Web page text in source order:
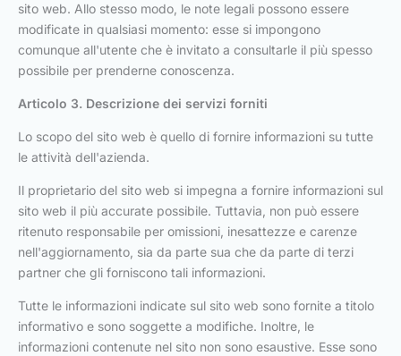
sito web. Allo stesso modo, le note legali possono essere
modificate in qualsiasi momento: esse si impongono
comunque all'utente che è invitato a consultarle il più spesso
possibile per prenderne conoscenza.
Articolo 3. Descrizione dei servizi forniti
Lo scopo del sito web è quello di fornire informazioni su tutte
le attività dell'azienda.
Il proprietario del sito web si impegna a fornire informazioni sul
sito web il più accurate possibile. Tuttavia, non può essere
ritenuto responsabile per omissioni, inesattezze e carenze
nell'aggiornamento, sia da parte sua che da parte di terzi
partner che gli forniscono tali informazioni.
Tutte le informazioni indicate sul sito web sono fornite a titolo
informativo e sono soggette a modifiche. Inoltre, le
informazioni contenute nel sito non sono esaustive. Esse sono